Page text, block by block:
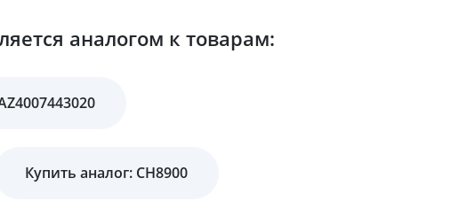
аналогом к товарам:
Купить аналог: CH8900